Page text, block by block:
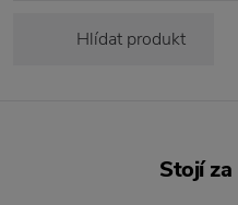
Hlídat produkt
Stojí za